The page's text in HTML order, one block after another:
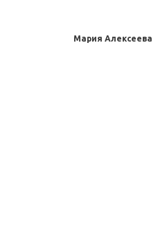
Мария Алексеева